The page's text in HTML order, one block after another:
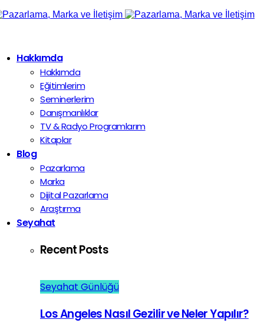
Hakkımda
Hakkımda
Eğitimlerim
Seminerlerim
Danışmanlıklar
TV & Radyo Programlarım
Kitaplar
Blog
Pazarlama
Marka
Dijital Pazarlama
Araştırma
Seyahat
Recent Posts
Seyahat Günlüğü
Los Angeles Nasıl Gezilir ve Neler Yapılır?